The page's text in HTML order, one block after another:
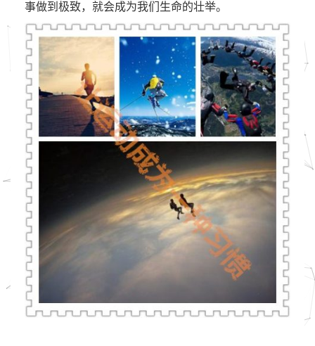
事做到极致，就会成为我们生命的壮举。